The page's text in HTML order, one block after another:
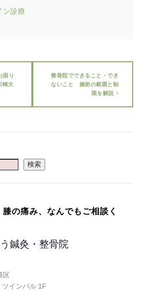
困り
崎大
整骨院でできること・でき
ないこと 施術の範囲と制
限を解説
検索
の痛み、なんでもご相談く
鍼灸・整骨院
区
インパル 1F